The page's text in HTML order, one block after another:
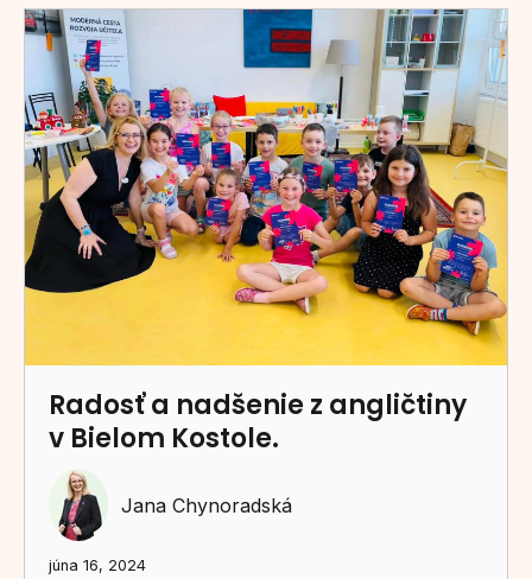
Radosť a nadšenie z angličtiny
v Bielom Kostole.
Jana Chynoradská
júna 16, 2024